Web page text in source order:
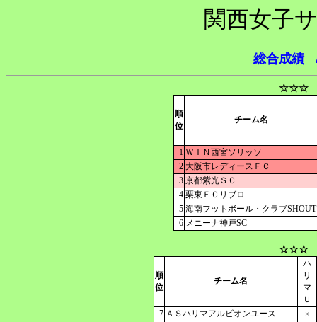
関西女子
総合成績
☆☆☆
順
位
チーム名
1 ＷＩＮ西宮ソリッソ
2 大阪市レディースＦＣ
3 京都紫光ＳＣ
4 栗東ＦＣリブロ
5 海南フットボール・クラブSHOUT
6 メニーナ神戸SC
☆☆☆
順
位
チーム名
ハ
リ
マ
Ｕ
7 ＡＳハリマアルビオンユース ×